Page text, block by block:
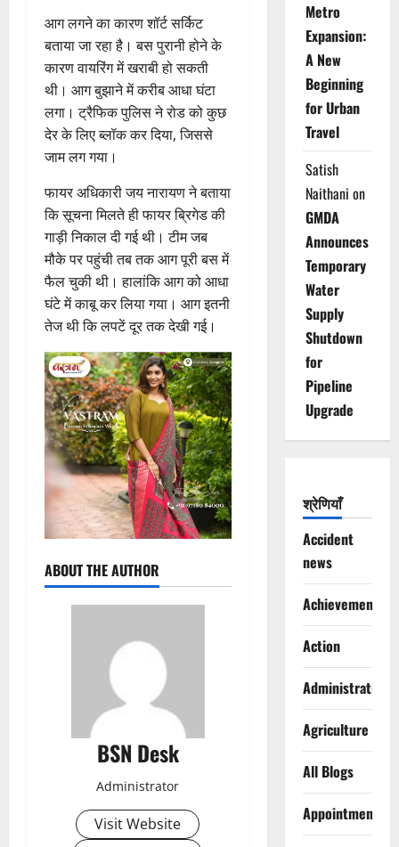
आग लगने का कारण शॉर्ट सर्किट
बताया जा रहा है। बस पुरानी होने के
कारण वायरिंग में खराबी हो सकती
थी। आग बुझाने में करीब आधा घंटा
लगा। ट्रैफिक पुलिस ने रोड को कुछ
देर के लिए ब्लॉक कर दिया, जिससे
जाम लग गया।
फायर अधिकारी जय नारायण ने बताया
कि सूचना मिलते ही फायर ब्रिगेड की
गाड़ी निकाल दी गई थी। टीम जब
मौके पर पहुंची तब तक आग पूरी बस में
फैल चुकी थी। हालांकि आग को आधा
घंटे में काबू कर लिया गया। आग इतनी
तेज थी कि लपटें दूर तक देखी गई।
ABOUT THE AUTHOR
BSN Desk
Administrator
Visit Website
Metro
Expansion:
A New
Beginning
for Urban
Travel
Satish
Naithani on
GMDA
Announces
Temporary
Water
Supply
Shutdown
for
Pipeline
Upgrade
श्रेणियाँ
Accident
news
Achievements
Action
Administration
Agriculture
All Blogs
Appointments